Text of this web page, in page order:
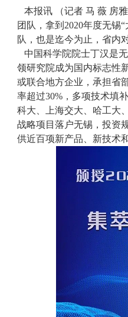
本报讯（记者马薇房雅
团队，拿到2020年度无锡
队，也是迄今为止，省内
中国科学院院士丁汉是
领研究院成为国内标志性
或联合地方企业，承担省
率超过30%，多项技术填
科大、上海交大、哈工大
战略项目落户无锡，投资
供近百项新产品、新技术